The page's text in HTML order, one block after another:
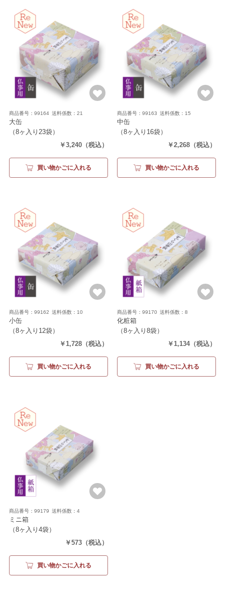
商品番号：99164 送料係数：21
大缶
（8ヶ入り23袋）
￥3,240 （税込）
買い物かごに入れる
商品番号：99163 送料係数：15
中缶
（8ヶ入り16袋）
￥2,268 （税込）
買い物かごに入れる
商品番号：99162 送料係数：10
小缶
（8ヶ入り12袋）
￥1,728 （税込）
買い物かごに入れる
商品番号：99170 送料係数：8
化粧箱
（8ヶ入り8袋）
￥1,134（税込）
買い物かごに入れる
商品番号：99179 送料係数：4
ミニ箱
（8ヶ入り4袋）
￥573 （税込）
買い物かごに入れる